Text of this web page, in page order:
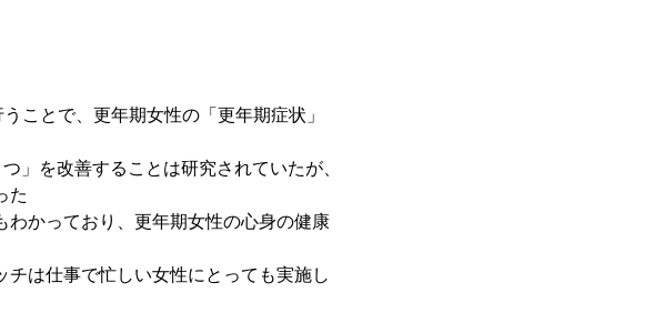
ことで、更年期女性の「更年期症状」
」を改善することは研究されていたが、
た
わかっており、更年期女性の心身の健康
チは仕事で忙しい女性にとっても実施し